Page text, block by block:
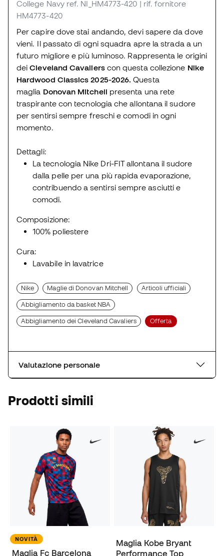
College Navy ref. NI_HM4773-420 | rif. fornitore
HM4773-420
Per capire dove stai andando, devi sapere da dove
vieni. Il passato di ogni squadra apre la strada a un
futuro migliore e più luminoso. Rappresenta le origini
deiCleveland Cavaliers con questa collezione Nike
Hardwood Classics 2025-2026. Questa
maglia Donovan Mitchell presenta una rete
traspirante con tecnologia che allontana il sudore
per sentirsi sempre freschi e comodi in ogni
momento.
Dettagli:
La tecnologia Nike Dri-FIT allontana il sudore
dalla pelle per una più rapida evaporazione,
contribuendo a sentirsi sempre asciutti e
comodi.
Composizione:
100% poliestere
Cura:
Lavabile in lavatrice
Nike Maglie di Donovan Mitchell Articoli ufficiali
Abbigliamento da basket NBA
Abbigliamento dei Cleveland Cavaliers Offerta
Valutazione personale
Prodotti simili
NOVITÀ
Maglia Fc Barcelona
Maglia Kobe Bryant
Performance Top